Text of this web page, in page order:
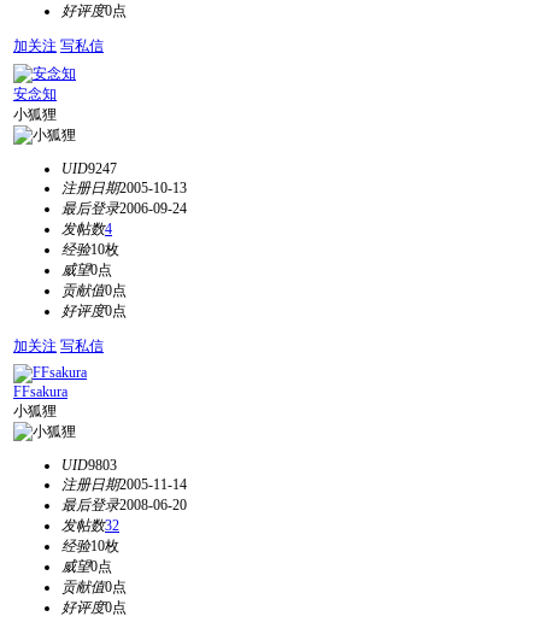
好评度0点
加关注 写私信
安念知
小狐狸
UID9247
注册日期2005-10-13
最后登录2006-09-24
发帖数4
经验10枚
威望0点
贡献值0点
好评度0点
加关注 写私信
FFsakura
小狐狸
UID9803
注册日期2005-11-14
最后登录2008-06-20
发帖数32
经验10枚
威望0点
贡献值0点
好评度0点